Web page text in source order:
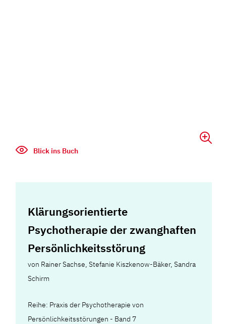
Blick ins Buch
Klärungsorientierte
Psychotherapie der zwanghaften
Persönlichkeitsstörung
von Rainer Sachse,Stefanie Kiszkenow-Bäker,Sandra
Schirm
Reihe: Praxis der Psychotherapie von
Persönlichkeitsstörungen - Band 7